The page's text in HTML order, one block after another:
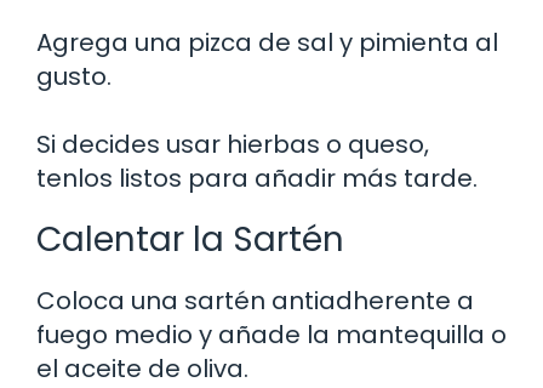
Agrega una pizca de sal y pimienta al
gusto.
Si decides usar hierbas o queso,
tenlos listos para añadir más tarde.
Calentar la Sartén
Coloca una sartén antiadherente a
fuego medio y añade la mantequilla o
el aceite de oliva.